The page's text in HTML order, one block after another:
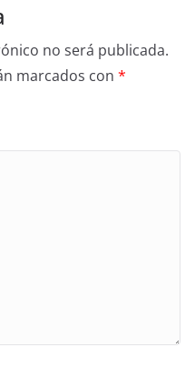
no será publicada.
marcados con *